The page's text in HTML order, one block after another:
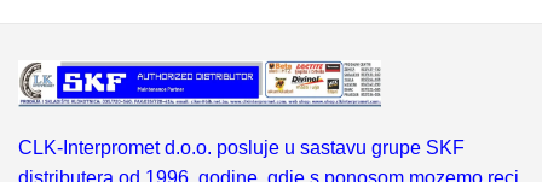
CLK-Interpromet d.o.o. posluje u sastavu grupe SKF
distributera od 1996. godine, gdje s ponosom mozemo reci